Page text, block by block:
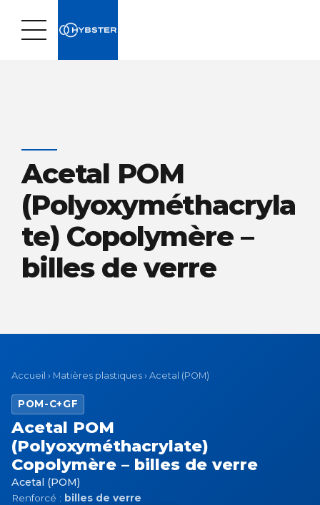
Acetal POM
(Polyoxyméthacryla
te) Copolymère –
billes de verre
Accueil › Matières plastiques › Acetal (POM)
POM-C+GF
Acetal POM
(Polyoxyméthacrylate)
Copolymère – billes de verre
Acetal (POM)
Renforcé : billes de verre